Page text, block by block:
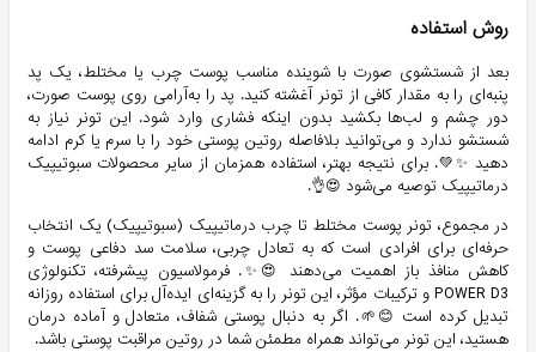
روش استفاده
بعد از شستشوی صورت با شوینده مناسب پوست چرب یا مختلط، یک پد
پنبه‌ای را به مقدار کافی از تونر آغشته کنید. پد را به‌آرامی روی پوست صورت،
دور چشم و لب‌ها بکشید بدون اینکه فشاری وارد شود. این تونر نیاز به
شستشو ندارد و می‌توانید بلافاصله روتین پوستی خود را با سرم یا کرم ادامه
دهید ✨💚. برای نتیجه بهتر، استفاده همزمان از سایر محصولات سبوتیپیک
درماتیپیک توصیه می‌شود 😍👌.
در مجموع، تونر پوست مختلط تا چرب درماتیپیک (سبوتیپیک) یک انتخاب
حرفه‌ای برای افرادی است که به تعادل چربی، سلامت سد دفاعی پوست و
کاهش منافذ باز اهمیت می‌دهند 😍✨. فرمولاسیون پیشرفته، تکنولوژی
POWER D3 و ترکیبات مؤثر، این تونر را به گزینه‌ای ایده‌آل برای استفاده روزانه
تبدیل کرده است 😊🌱. اگر به دنبال پوستی شفاف، متعادل و آماده درمان
هستید، این تونر می‌تواند همراه مطمئن شما در روتین مراقبت پوستی باشد.